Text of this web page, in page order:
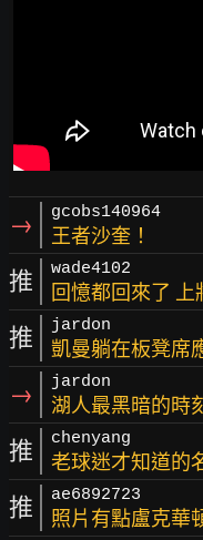
→ gcobs140964
王者沙奎！
推 wade4102
回憶都回來了 上
推 jardon
凱曼躺在板凳席
→ jardon
湖人最黑暗的時
推 chenyang
老球迷才知道的
推 ae6892723
照片有點盧克華